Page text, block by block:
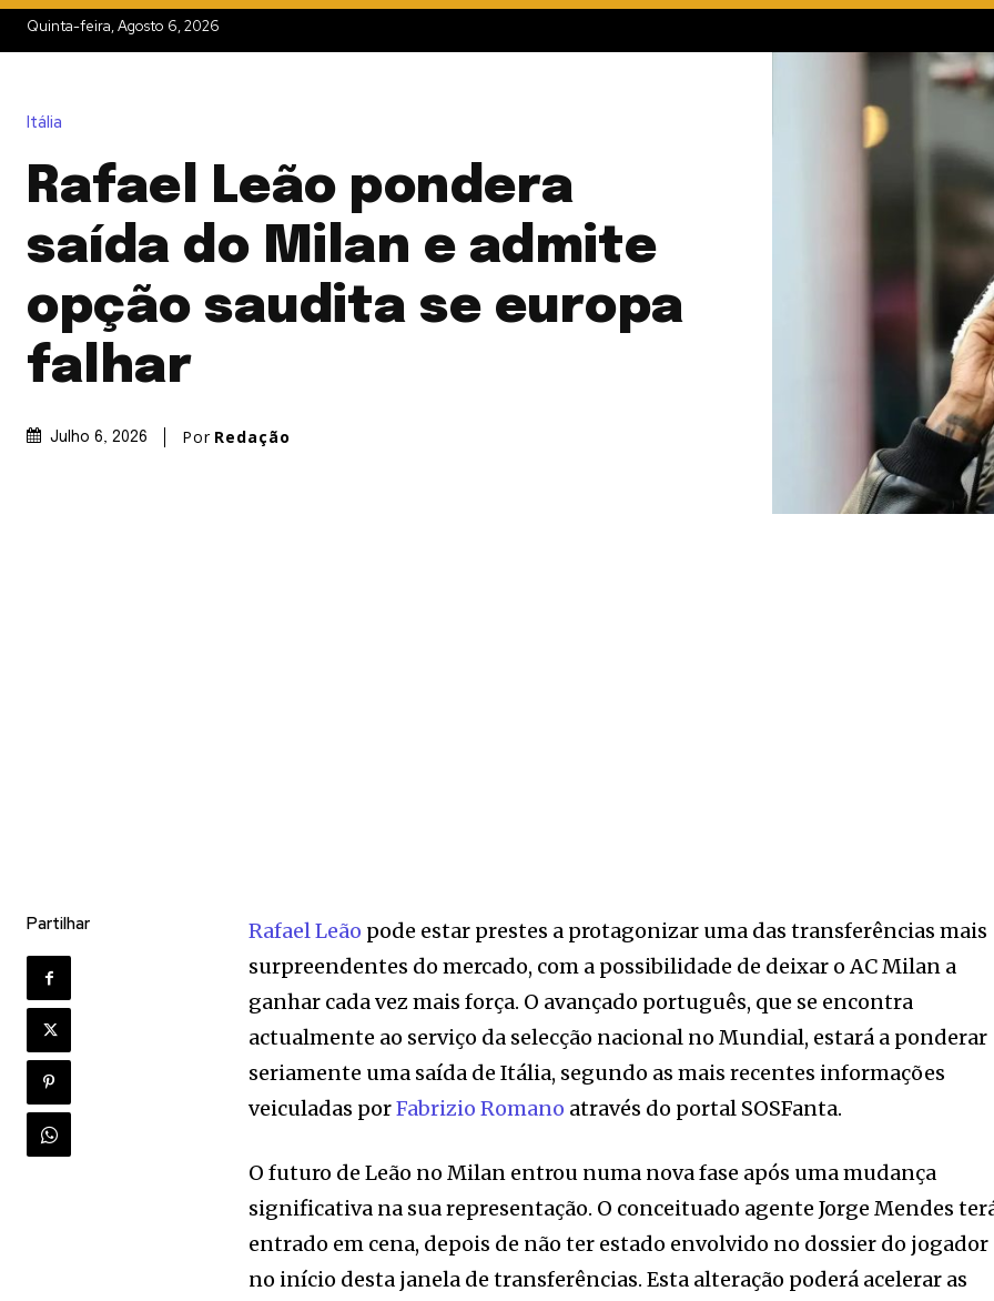
Quinta-feira, Agosto 6, 2026
Itália
Rafael Leão pondera
saída do Milan e admite
opção saudita se europa
falhar
Julho 6, 2026 Por Redação
Partilhar Rafael Leão pode estar prestes a protagonizar uma das transferências mais
surpreendentes do mercado, com a possibilidade de deixar o AC Milan a
ganhar cada vez mais força. O avançado português, que se encontra
actualmente ao serviço da selecção nacional no Mundial, estará a ponderar
seriamente uma saída de Itália, segundo as mais recentes informações
veiculadas porFabrizio Romano através do portal SOSFanta.
O futuro de Leão no Milan entrou numa nova fase após uma mudança
significativa na sua representação. O conceituado agente Jorge Mendes
entrado em cena, depois de não ter estado envolvido no dossier do jogador
no início desta janela de transferências. Esta alteração poderá acelerar as